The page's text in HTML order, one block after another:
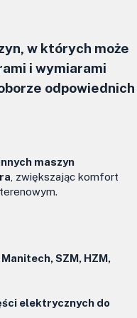
w których może
i wymiarami
odpowiednich
maszyn
, zwiększając komfort
SZM, HZM,
elektrycznych do